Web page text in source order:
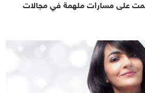
بصمت على مسارات ملهمة في مجالات